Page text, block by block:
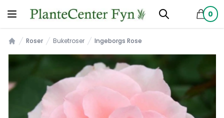
0
Roser Buketroser Ingeborgs Rose